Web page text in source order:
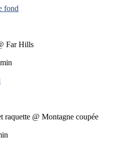
fond
Far Hills
raquette @ Montagne coupée